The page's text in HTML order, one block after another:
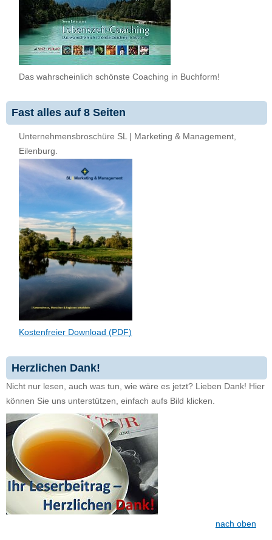
Das wahrscheinlich schönste Coaching in Buchform!
Fast alles auf 8 Seiten
Unternehmensbroschüre SL | Marketing & Management,
Eilenburg.
Kostenfreier Download (PDF)
Herzlichen Dank!
Nicht nur lesen, auch was tun, wie wäre es jetzt? Lieben Dank! Hier
können Sie uns unterstützen, einfach aufs Bild klicken.
nach oben